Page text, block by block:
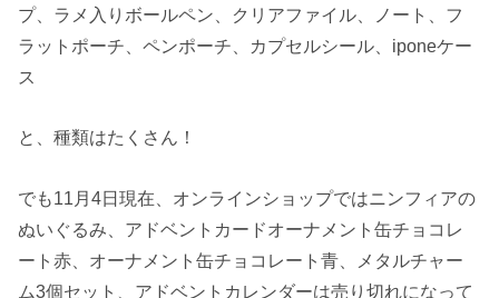
プ、ラメ入りボールペン、クリアファイル、ノート、フ
ラットポーチ、ペンポーチ、カプセルシール、iponeケー
ス
と、種類はたくさん！
でも11月4日現在、オンラインショップではニンフィアの
ぬいぐるみ、アドベントカードオーナメント缶チョコレ
ート赤、オーナメント缶チョコレート青、メタルチャー
ム3個セット、アドベントカレンダーは売り切れになって